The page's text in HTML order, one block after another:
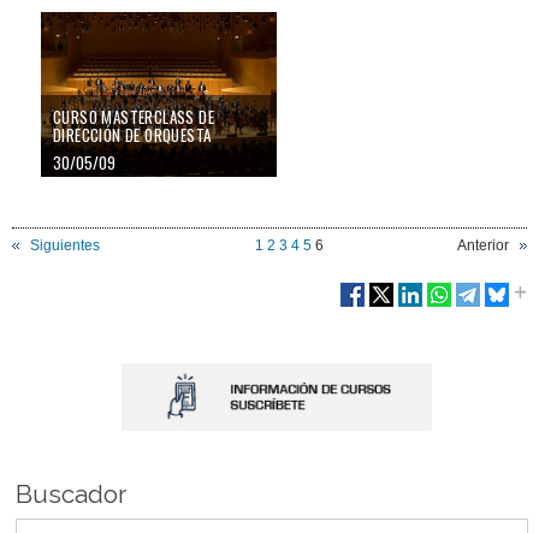
CURSO MASTERCLASS DE
DIRECCIÓN DE ORQUESTA
30/05/09
Siguientes Anterior
1 2 3 4 5 6
Buscador